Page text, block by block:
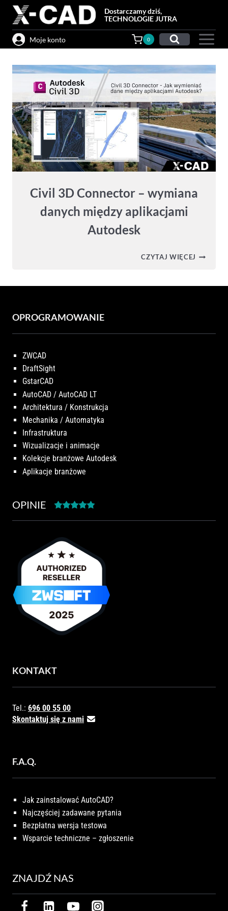
Przejdź
treści
Dostarczamy dziś,
TECHNOLOGIE JUTRA
Moje konto 0
Civil 3D Connector – wymiana
danych między aplikacjami
Autodesk
CZYTAJ WIĘCEJ CIVIL
OPROGRAMOWANIE
ZWCAD
DraftSight
GstarCAD
AutoCAD / AutoCAD LT
Architektura / Konstrukcja
Mechanika / Automatyka
Infrastruktura
Wizualizacje i animacje
Kolekcje branżowe Autodesk
Aplikacje branżowe
OPINIE
KONTAKT
Tel.: 696 00 55 00
Skontaktuj się z nami
F.A.Q.
Jak zainstalować AutoCAD?
Najczęściej zadawane pytania
Bezpłatna wersja testowa
Wsparcie techniczne – zgłoszenie
ZNAJDŹ NAS